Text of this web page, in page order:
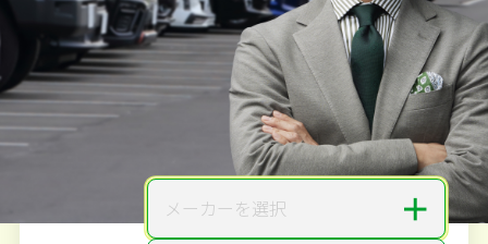
電話か出張か、高い方の査定を提案。
だから高価買取!
20秒で入力完了！
無料で カンタンWeb査定
ご依頼いただいたお車を丁寧に査定いたします
メーカーを選択 ＋